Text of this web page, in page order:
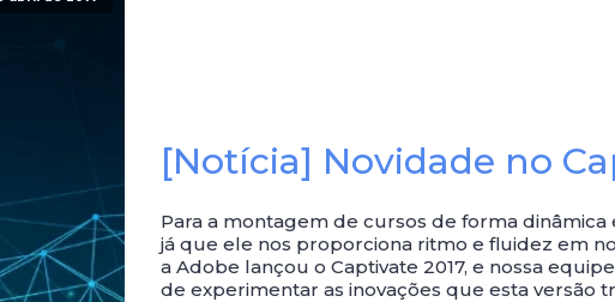
[Notícia] Novidade no
Para a montagem de cursos de forma dinâmica
já que ele nos proporciona ritmo e fluidez em
a Adobe lançou o Captivate 2017, e nossa
de experimentar as inovações que esta versão